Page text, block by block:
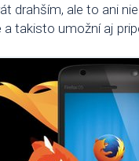
drahším, ale to ani
a takisto umožní aj